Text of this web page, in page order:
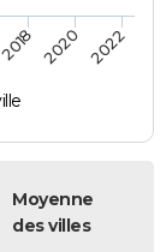
2018 2020 2022
Moyenne
des villes